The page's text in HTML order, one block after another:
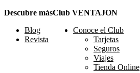
Descubre más
Blog
Revista
Club VENTAJON
Conoce el Club
Tarjetas
Seguros
Viajes
Tienda Online